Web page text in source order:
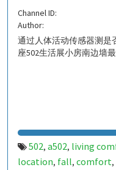
Channel ID:
Author:
通过人体活动传感器测是
座502生活展小房南边墙
502, a502, living
location, fall, comfort,